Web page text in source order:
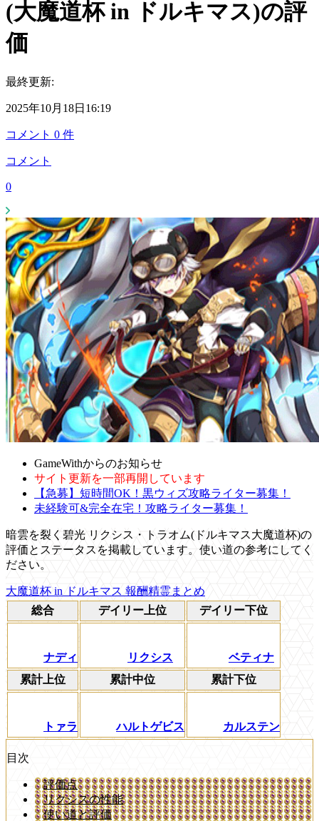
(大魔道杯 in ドルキマス)の評
価
最終更新:
2025年10月18日16:19
コメント 0 件
コメント
0
GameWithからのお知らせ
サイト更新を一部再開しています
【急募】短時間OK！黒ウィズ攻略ライター募集！
未経験可&完全在宅！攻略ライター募集！
暗雲を裂く碧光 リクシス・トラオム(ドルキマス大魔道杯)の
評価とステータスを掲載しています。使い道の参考にしてく
ださい。
大魔道杯 in ドルキマス 報酬精霊まとめ
総合
デイリー上位 デイリー下位
ナディ リクシス
ベティナ
累計上位
累計中位 累計下位
トァラ ハルトゲビス カルステン
目次
評価点
リクシスの性能
使い道と評価